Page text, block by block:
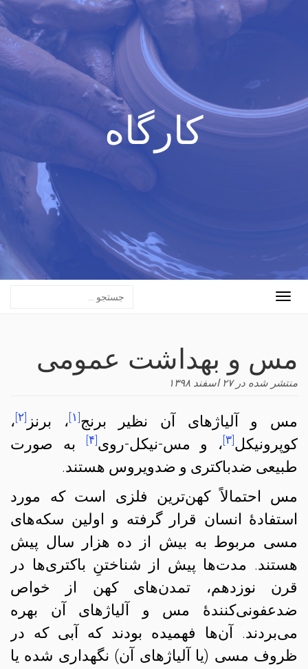
کارگاه
Toggle
مس و بهداشت عمومی
منتشر شده در۲۷ اسفند ۱۳۹۸
مس و آلیاژهای آن نظیر برنج[۱]، برنز [۲]،
کوپرونیکل[۳]، و مس-نیکل-روی[۴]
به صورت
طبیعی ضدباکتری و ضدویروس هستند.
مس احتمالاً کهن‌ترین فلزی است که مورد
استفادهٔ انسان قرار گرفته و اولین سکه‌های
مسی مربوط به بیش از ده هزار سال پیش
هستند. مدت‌ها پیش از شناختنِ باکتری‌ها در
قرن نوزدهم، تمدن‌های کهن از خواص
ضدعفونی‌کنندهٔ مس و آلیاژهای آن بهره
می‌بردند. آن‌ها فهمیده بودند که آبی که در
ظروف مسی (یا آلیاژهای آن) نگهداری شده یا